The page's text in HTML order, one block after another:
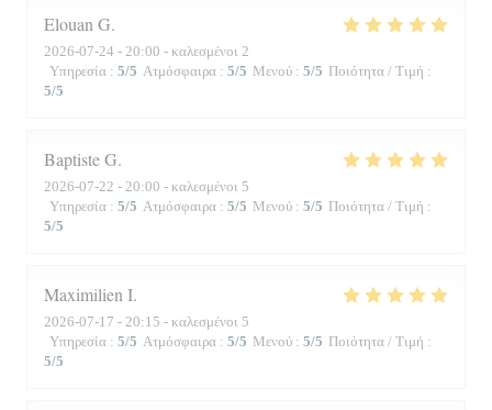
Elouan G
2026-07-24 - 20:00 - καλεσμένοι 2
Υπηρεσία : 5/5 Ατμόσφαιρα : 5/5 Μενού : 5/5 Ποιότητα / Τιμή :
5/5
BaptisteG
2026-07-22 - 20:00 - καλεσμένοι 5
Υπηρεσία : 5/5 Ατμόσφαιρα : 5/5 Μενού : 5/5 Ποιότητα / Τιμή :
5/5
Maximilien I
2026-07-17 - 20:15 - καλεσμένοι 5
Υπηρεσία : 5/5 Ατμόσφαιρα : 5/5 Μενού : 5/5 Ποιότητα / Τιμή :
5/5